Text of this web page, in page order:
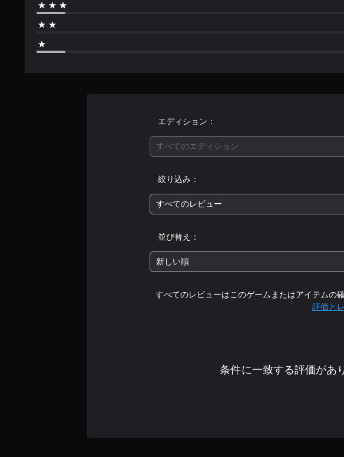
エディション：
すべてのエディション
絞り込み：
すべてのレビュー
並び替え：
新しい順
すべてのレビューはこのゲームまたはアイテムの
評価と
条件に一致する評価があ